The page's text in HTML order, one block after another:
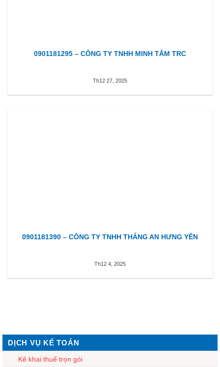
0901181295 – CÔNG TY TNHH MINH TÂM TRC
Th12 27, 2025
0901181390 – CÔNG TY TNHH THẮNG AN HƯNG YÊN
Th12 4, 2025
DỊCH VỤ KẾ TOÁN
Kê khai thuế trọn gói